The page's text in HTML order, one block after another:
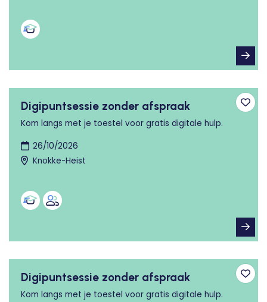
Digipuntsessie zonder afspraak
Kom langs met je toestel voor gratis digitale hulp.
26/10/2026
Knokke-Heist
Digipuntsessie zonder afspraak
Kom langs met je toestel voor gratis digitale hulp.